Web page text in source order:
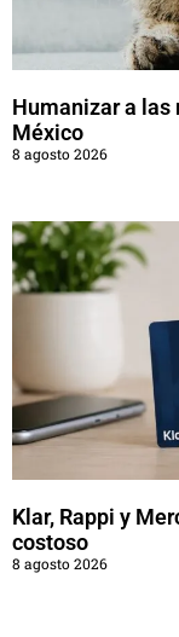
Humanizar a las
México
8 agosto 2026
Klar, Rappi y
costoso
8 agosto 2026